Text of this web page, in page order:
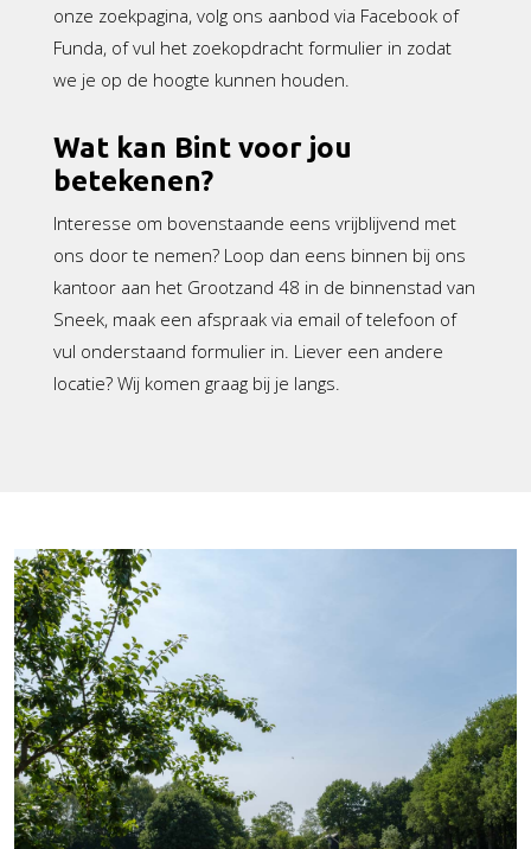
onze zoekpagina, volg ons aanbod via Facebook of
Funda, of vul het zoekopdracht formulier in zodat
we je op de hoogte kunnen houden.
Wat kan Bint voor jou
betekenen?
Interesse om bovenstaande eens vrijblijvend met
ons door te nemen? Loop dan eens binnen bij ons
kantoor aan het Grootzand 48 in de binnenstad van
Sneek, maak een afspraak via email of telefoon of
vul onderstaand formulier in. Liever een andere
locatie? Wij komen graag bij je langs.